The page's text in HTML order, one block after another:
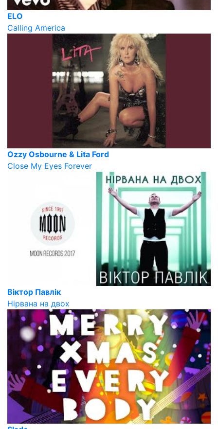
ELO
Calling America
Ozzy Osbourne & Lita Ford
Close My Eyes Forever
Віктор Павлік
Нірвана на двох